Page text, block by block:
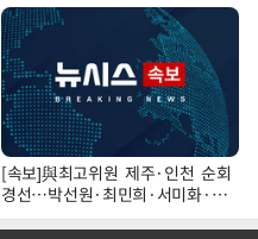
[속보]與최고위원 제주·인천 순회
경선…박선원·최민희·서미화·한
민수·김용 순